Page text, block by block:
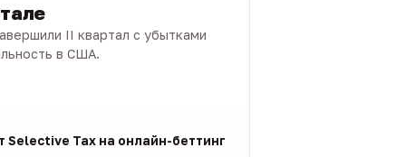
II квартал с убытками
в США.
Selective Tax на онлайн-беттинг